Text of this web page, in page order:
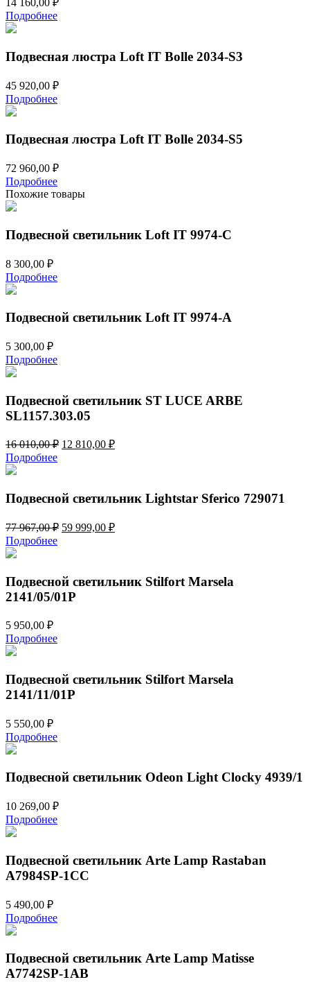
14 160,00 ₽
Подробнее
Подвесная люстра Loft IT Bolle 2034-S3
45 920,00 ₽
Подробнее
Подвесная люстра Loft IT Bolle 2034-S5
72 960,00 ₽
Подробнее
Похожие товары
Подвесной светильник Loft IT 9974-C
8 300,00 ₽
Подробнее
Подвесной светильник Loft IT 9974-A
5 300,00 ₽
Подробнее
Подвесной светильник ST LUCE ARBE
SL1157.303.05
16 010,00₽ Первоначальная
010,00 ₽.
12 810,00 ₽Текущая
Подробнее
Подвесной светильник Lightstar Sferico 729071
77 967,00₽ Первоначальная
967,00 ₽.
59 999,00 ₽Текущая
Подробнее
Подвесной светильник Stilfort Marsela
2141/05/01P
5 950,00 ₽
Подробнее
Подвесной светильник Stilfort Marsela
2141/11/01P
5 550,00 ₽
Подробнее
Подвесной светильник Odeon Light Clocky 4939/1
10 269,00 ₽
Подробнее
Подвесной светильник Arte Lamp Rastaban
A7984SP-1CC
5 490,00 ₽
Подробнее
Подвесной светильник Arte Lamp Matisse
A7742SP-1AB